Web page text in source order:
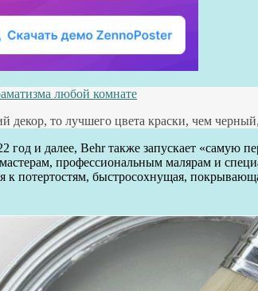
любой комнате
то лучшего цвета краски, чем
год и далее, Behr также запускает
профессиональным малярам и
к потертостям, быстросохнущая,